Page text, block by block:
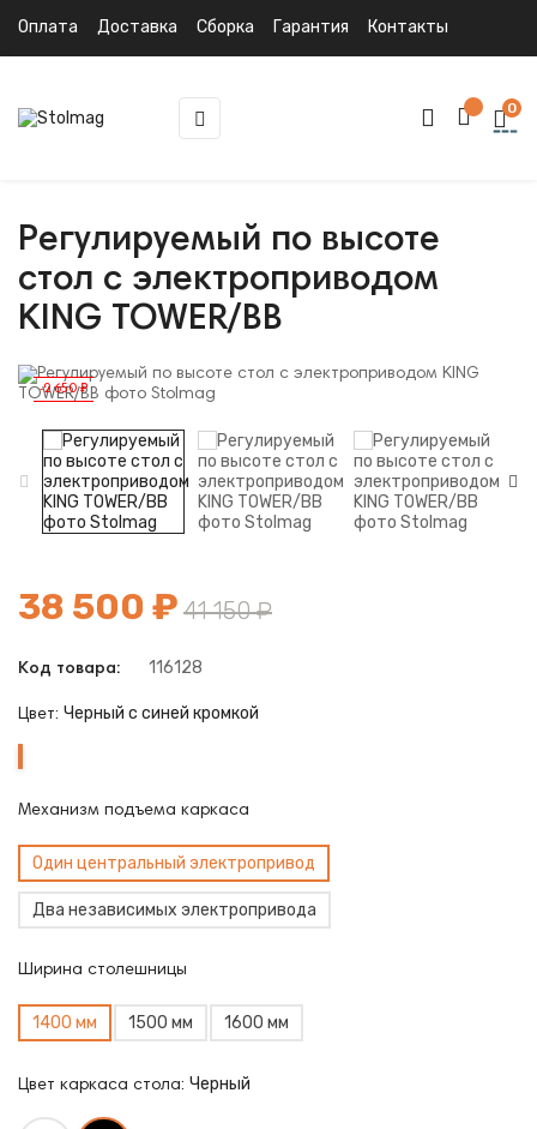
Оплата Доставка Сборка Гарантия Контакты
Toggle
navigation
☰ 0
Регулируемый по высоте
стол с электроприводом
KING TOWER/BB
-2 650 ₽
38 500 ₽ 41 150 ₽
Код товара: 116128
Цвет: Черный с синей кромкой
с
кромкой
Механизм подъема каркаса
Один центральный электропривод
Два независимых электропривода
Ширина столешницы
1400 мм 1500 мм 1600 мм
Цвет каркаса стола: Черный